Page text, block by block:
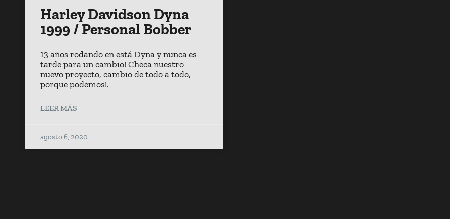
Harley Davidson Dyna
1999 / Personal Bobber
13 años rodando en está Dyna y nunca es
tarde para un cambio! Checa nuestro
nuevo proyecto, cambio de todo a todo,
porque podemos!.
LEER MÁS
agosto 6, 2020